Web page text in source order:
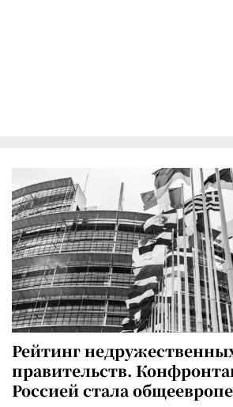
Рейтинг
правительств.
Россией стала